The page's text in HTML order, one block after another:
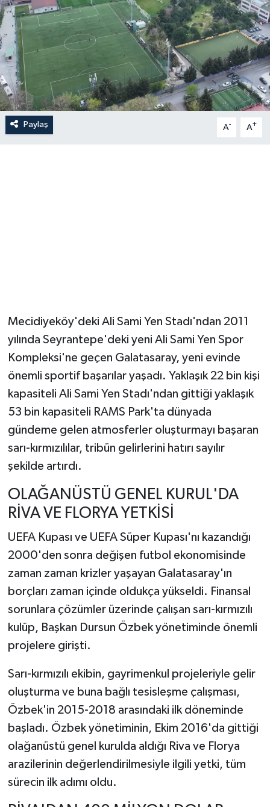
Paylaş A- A+
Mecidiyeköy'deki Ali Sami Yen Stadı'ndan 2011
yılında Seyrantepe'deki yeni Ali Sami Yen Spor
Kompleksi'ne geçen Galatasaray, yeni evinde
önemli sportif başarılar yaşadı. Yaklaşık 22 bin kişi
kapasiteli Ali Sami Yen Stadı'ndan gittiği yaklaşık
53 bin kapasiteli RAMS Park'ta dünyada
gündeme gelen atmosferler oluşturmayı başaran
sarı-kırmızılılar, tribün gelirlerini hatırı sayılır
şekilde artırdı.
OLAĞANÜSTÜ GENEL KURUL'DA
RİVA VE FLORYA YETKİSİ
UEFA Kupası ve UEFA Süper Kupası'nı kazandığı
2000'den sonra değişen futbol ekonomisinde
zaman zaman krizler yaşayan Galatasaray'ın
borçları zaman içinde oldukça yükseldi. Finansal
sorunlara çözümler üzerinde çalışan sarı-kırmızılı
kulüp, Başkan Dursun Özbek yönetiminde önemli
projelere girişti.
Sarı-kırmızılı ekibin, gayrimenkul projeleriyle gelir
oluşturma ve buna bağlı tesisleşme çalışması,
Özbek'in 2015-2018 arasındaki ilk döneminde
başladı. Özbek yönetiminin, Ekim 2016'da gittiği
olağanüstü genel kurulda aldığı Riva ve Florya
arazilerinin değerlendirilmesiyle ilgili yetki, tüm
sürecin ilk adımı oldu.